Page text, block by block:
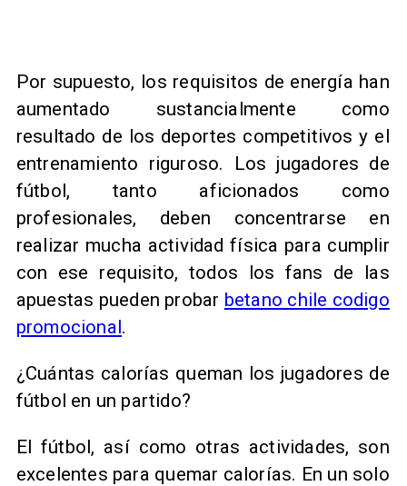
Por supuesto, los requisitos de energía han
aumentado sustancialmente como
resultado de los deportes competitivos y el
entrenamiento riguroso. Los jugadores de
fútbol, tanto aficionados como
profesionales, deben concentrarse en
realizar mucha actividad física para cumplir
con ese requisito, todos los fans de las
apuestas pueden probar betano chile codigo
promocional.
¿Cuántas calorías queman los jugadores de
fútbol en un partido?
El fútbol, así como otras actividades, son
excelentes para quemar calorías. En un solo